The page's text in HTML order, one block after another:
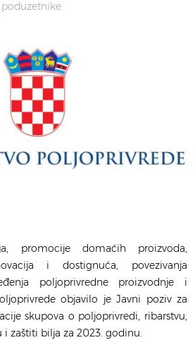
promocije domaćih proizvoda,
i dostignuća, povezivanja
poljoprivredne proizvodnje i
objavilo je Javni poziv za
skupova o poljoprivredi, ribarstvu,
i zaštiti bilja za 2023. godinu.